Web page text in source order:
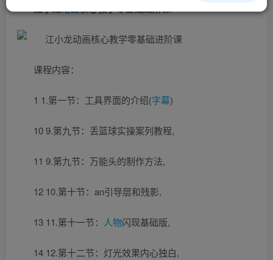
江小龙动画核心教学零基础进阶课
课程内容：
1 1.第一节：工具界面的介绍(字幕)
10 9.第九节：丢篮球实操案列教程,
11 9.第九节：万能头的制作方法,
12 10.第十节：an引导层和残影,
13 11.第十一节： 人物闪现基础版,
14 12.第十二节：灯光效果内心独白,